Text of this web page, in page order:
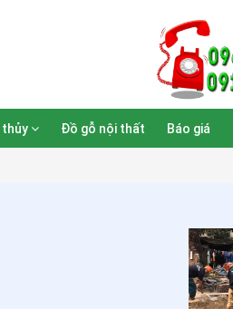
thủy Đồ gỗ nội thất Báo giá